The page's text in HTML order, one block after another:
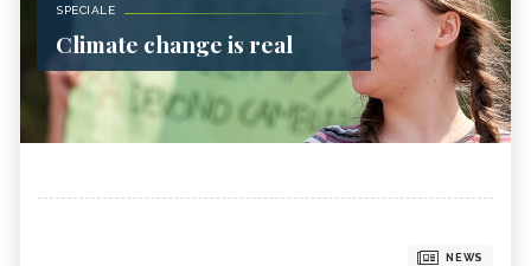
SPECIALE
Climate change is real
NEWS